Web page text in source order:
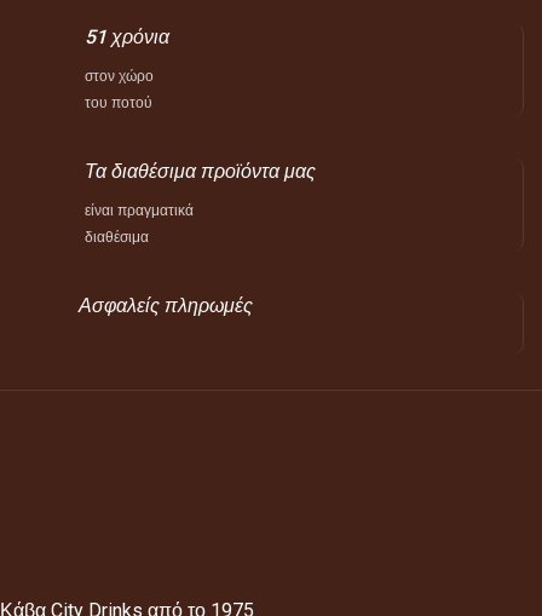
51 χρόνια
στον χώρο
του ποτού
Τα διαθέσιμα προϊόντα μας
είναι πραγματικά
διαθέσιμα
Ασφαλείς πληρωμές
Κάβα City Drinks από το 1975